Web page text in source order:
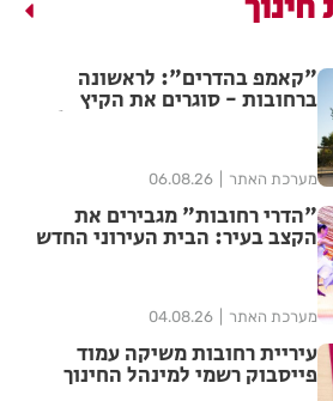
"קאמפ בהדרים": לראשונה
ברחובות - סוגרים את הקיץ
בקמפינג עירוני לכל המשפחה!
מערכת האתר 06.08.26
"הדרי רחובות" מגבירים את
הקצב בעיר: הבית העירוני החדש
מערכת האתר 04.08.26
עיריית רחובות משיקה עמוד
פייסבוק רשמי למינהל החינוך